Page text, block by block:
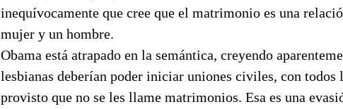
inequívocamente que cree que el matrimonio es una
mujer y un hombre.
Obama está atrapado en la semántica, creyendo
lesbianas deberían poder iniciar uniones civiles, con
provisto que no se les llame matrimonios. Esa es una